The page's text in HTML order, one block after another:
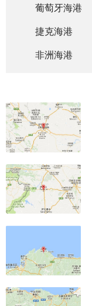
葡萄牙海港
捷克海港
非洲海港